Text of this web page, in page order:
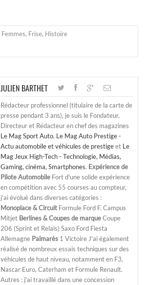
Femmes, Frise, Histoire
JULIEN BARTHET
Rédacteur professionnel (titulaire de la carte de
presse pendant 3 ans), je suis le Fondateur,
Directeur et Rédacteur en chef des magazines
Le Mag Sport Auto, Le Mag Auto Prestige -
Actu automobile et véhicules de prestigeet Le
Mag Jeux High-Tech - Technologie, Médias,
Gaming, cinéma, Smartphones. Expérience de
Pilote Automobile Fort d'une solide expérience
en compétition avec 55 courses au compteur,
j'ai évolué dans diverses catégories :
Monoplace & Circuit Formule Ford F. Campus
Mitjet Berlines & Coupes de marqueCoupe
206 (Sprint et Relais) Saxo Ford Fiesta
Allemagne Palmarès 1 Victoire J'ai également
réalisé de nombreux essais techniques sur des
véhicules de haut niveau, notamment en F3,
Nascar Euro, Caterham et Formule Renault.
Autres : j'ai travaillé dans une concession